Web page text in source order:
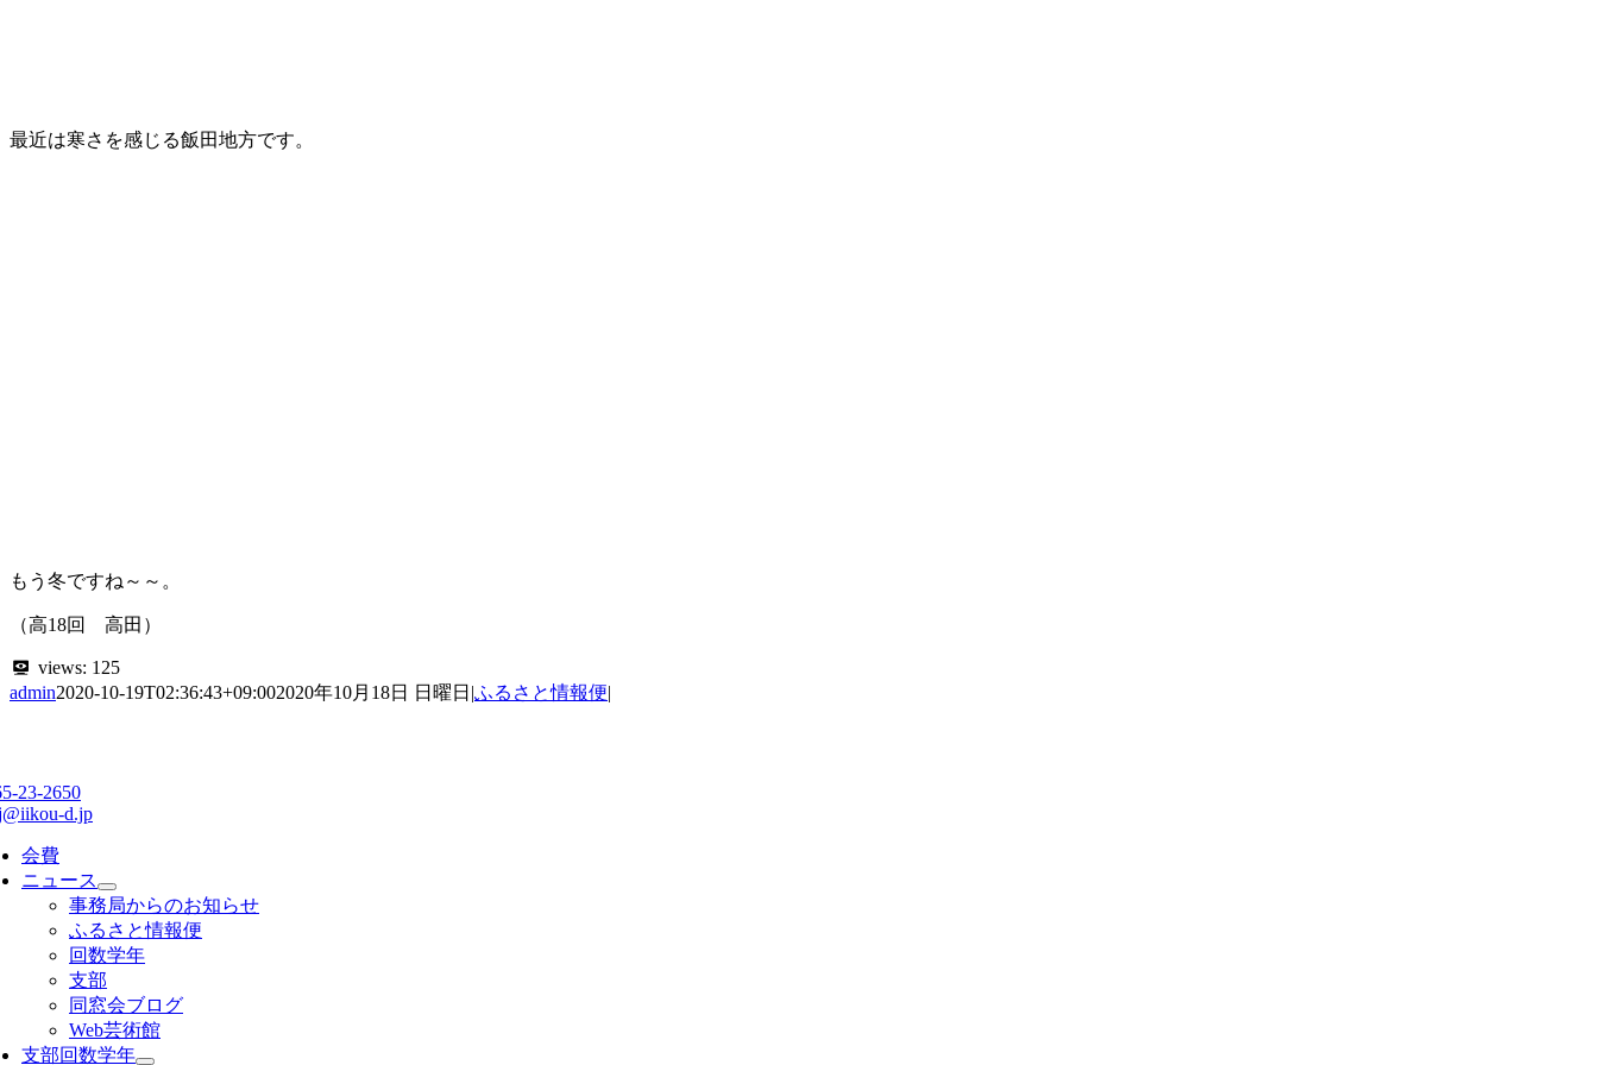
最近は寒さを感じる飯田地方です。
もう冬ですね～～。
（高18回 高田）
views: 125
admin2020-10-19T02:36:43+09:002020年10月18日 日曜日 |ふるさと情報便|
23-2650
d.jp
会費
ニュース
事務局からのお知らせ
ふるさと情報便
回数学年
支部
同窓会ブログ
Web芸術館
支部回数学年